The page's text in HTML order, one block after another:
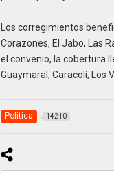
Los corregimientos
Corazones, El Jabo, Las
el convenio, la cobertura
Guaymaral, Caracolí, Los
Politica 14210